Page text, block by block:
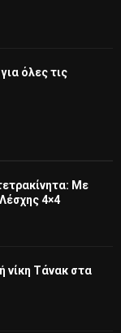
όλες τις
Με
4×4
νίκη Τάνακ στα